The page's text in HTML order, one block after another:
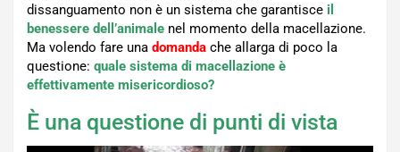
dissanguamento non è un sistema che garantisce il
benessere dell’animale nel momento della macellazione.
Ma volendo fare una domanda che allarga di poco la
questione: quale sistema di macellazione è
effettivamente misericordioso?
È una questione di punti di vista